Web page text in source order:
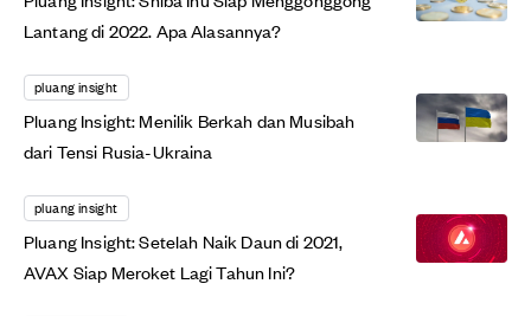
Lantang di 2022. Apa Alasannya?
pluang insight
Pluang Insight: Menilik Berkah dan Musibah
dari Tensi Rusia-Ukraina
pluang insight
Pluang Insight: Setelah Naik Daun di 2021,
AVAX Siap Meroket Lagi Tahun Ini?